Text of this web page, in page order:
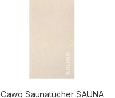
Cawö Saunatücher SAUNA